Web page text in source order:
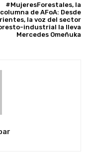
#MujeresForestales, la
columna de AFoA: Desde
la voz del sector
industrial la lleva
Mercedes Omeñuka